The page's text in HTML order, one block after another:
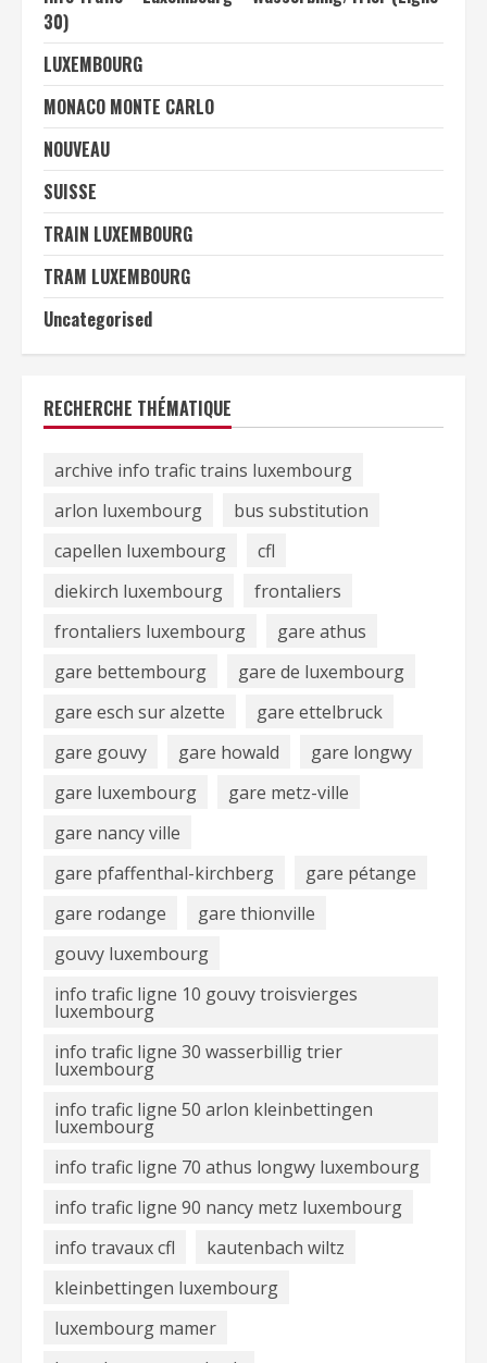
30)
LUXEMBOURG
MONACO MONTE CARLO
NOUVEAU
SUISSE
TRAIN LUXEMBOURG
TRAM LUXEMBOURG
Uncategorised
RECHERCHE THÉMATIQUE
archive info trafic trains luxembourg
arlon luxembourg
bus substitution
capellen luxembourg
cfl
diekirch luxembourg
frontaliers
frontaliers luxembourg
gare athus
gare bettembourg
gare de luxembourg
gare esch sur alzette
gare ettelbruck
gare gouvy
gare howald
gare longwy
gare luxembourg
gare metz-ville
gare nancy ville
gare pfaffenthal-kirchberg
gare pétange
gare rodange
gare thionville
gouvy luxembourg
info trafic ligne 10 gouvy troisvierges
luxembourg
info trafic ligne 30 wasserbillig trier
luxembourg
info trafic ligne 50 arlon kleinbettingen
luxembourg
info trafic ligne 70 athus longwy luxembourg
info trafic ligne 90 nancy metz luxembourg
info travaux cfl
kautenbach wiltz
kleinbettingen luxembourg
luxembourg mamer